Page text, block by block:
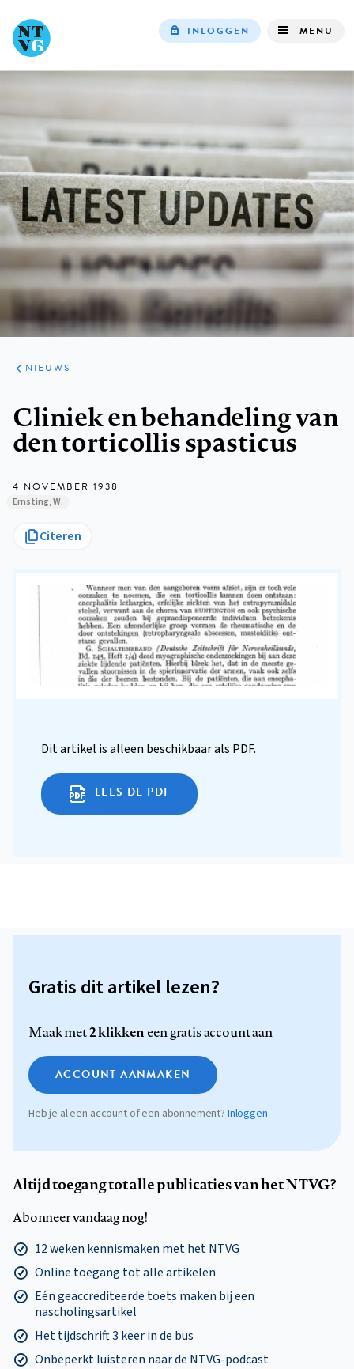
navigation
INLOGGEN MENU
ARTIKELEN
HET
KORT
NIEUWS
Cliniek en behandeling van
den torticollis spasticus
4 NOVEMBER 1938
Ernsting, W.
Citeren
Dit artikel is alleen beschikbaar als PDF.
LEES DE PDF
Gratis dit artikel lezen?
Maak met2 klikkeneen gratis account aan
ACCOUNT AANMAKEN
Heb je al een account of een abonnement? Inloggen
Altijd toegang tot alle publicaties van het NTVG?
Abonneer vandaag nog!
12 weken kennismaken met het NTVG
Online toegang tot alle artikelen
Eén geaccrediteerde toets maken bij een
nascholingsartikel
Het tijdschrift 3 keer in de bus
Onbeperkt luisteren naar de NTVG-podcast